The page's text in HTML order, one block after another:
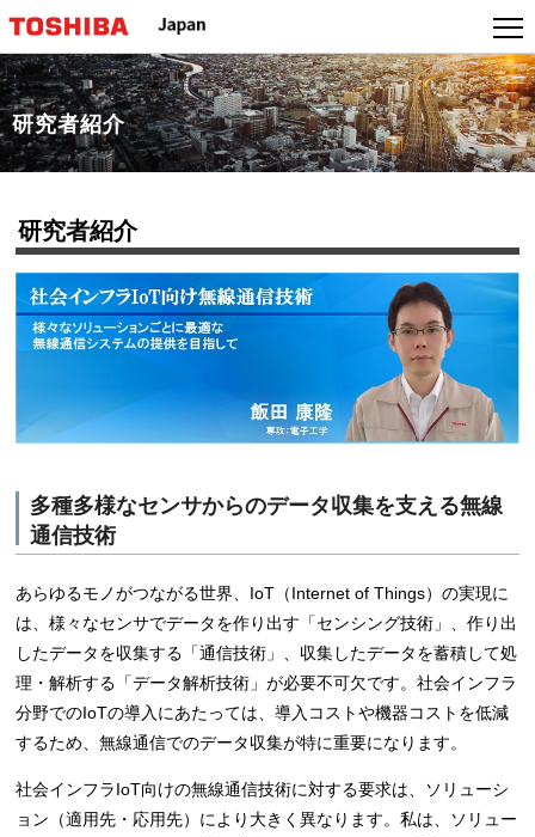
へ
ジ
ャ
ン
研究者紹介
研究者紹介
多種多様なセンサからのデータ収集を支える無線
通信技術
あらゆるモノがつながる世界、IoT（Internet of Things）の実現に
は、様々なセンサでデータを作り出す「センシング技術」、作り出
したデータを収集する「通信技術」、収集したデータを蓄積して処
理・解析する「データ解析技術」が必要不可欠です。社会インフラ
分野でのIoTの導入にあたっては、導入コストや機器コストを低減
するため、無線通信でのデータ収集が特に重要になります。
社会インフラIoT向けの無線通信技術に対する要求は、ソリューシ
ョン（適用先・応用先）により大きく異なります。私は、ソリュー